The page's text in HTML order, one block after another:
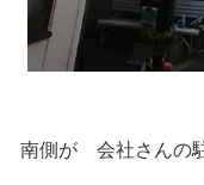
南側が 会社さんの